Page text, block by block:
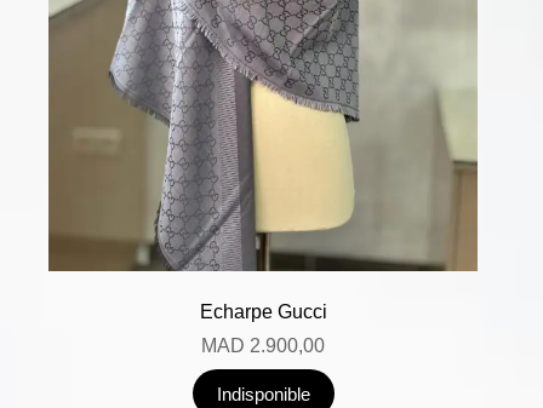
Echarpe Gucci
MAD 2.900,00
Indisponible